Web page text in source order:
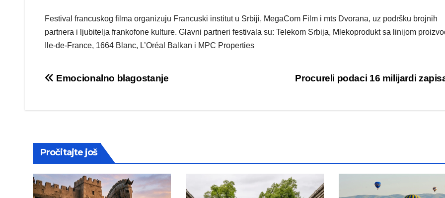
Festival francuskog filma organizuju Francuski institut u Srbiji, MegaCom Film i mts Dvorana, uz podršku brojnih
partnera i ljubitelja frankofone kulture. Glavni partneri festivala su: Telekom Srbija, Mlekoprodukt sa linijom
Ile-de-France, 1664 Blanc, L’Oréal Balkan i MPC Properties
Post
Procureli podaci 16 milijardi
Emocionalno blagostanje
Pročitajte još